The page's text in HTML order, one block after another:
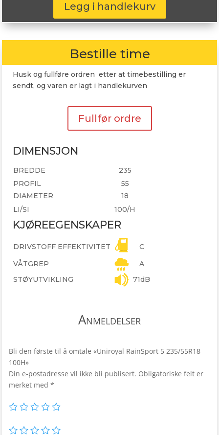
RainSport
5
antall
Legg i handlekurv
Bestille time
Husk og fullføre ordren etter at timebestilling er
sendt, og varen er lagt i handlekurven
Fullfør ordre
DIMENSJON
BREDDE
235
PROFIL
55
DIAMETER
18
LI/SI
100/H
KJØREEGENSKAPER
DRIVSTOFF EFFEKTIVITET
C
VÅTGREP
A
STØYUTVIKLING
71dB
Anmeldelser
Bli den første til å omtale «Uniroyal RainSport 5 235/55R18
100H»
Din e-postadresse vil ikke bli publisert. Obligatoriske felt er
merket med *